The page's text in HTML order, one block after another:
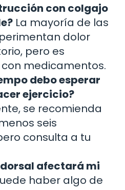
con colgajo
La mayoría de las
dolor
pero es
medicamentos.
debo esperar
ejercicio?
se recomienda
seis
consulta a tu
dorsal afectará mi
haber algo de